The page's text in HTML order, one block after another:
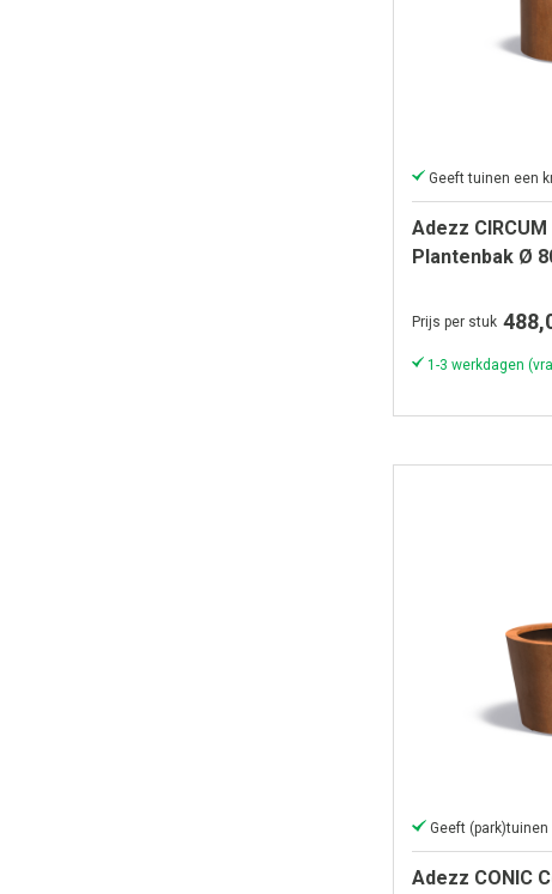
Adezz
Plantenbak Ø
Prijs per stuk
Adezz CONIC